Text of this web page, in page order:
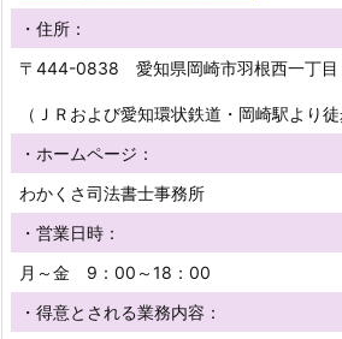
・住所：
〒444-0838 愛知県岡崎市羽根西一丁目
（ＪＲおよび愛知環状鉄道・岡崎駅より徒
・ホームページ：
わかくさ司法書士事務所
・営業日時：
月～金 9：00～18：00
・得意とされる業務内容：